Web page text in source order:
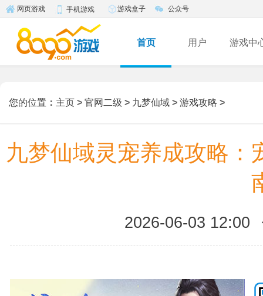
网页游戏 手机游戏 游戏盒子 公众号
首页 用户 游戏中
您的位置 ： 主页 > 官网二级 > 九梦仙域 > 游戏攻略 >
九梦仙域灵宠养成攻略：
2026-06-03 12:00